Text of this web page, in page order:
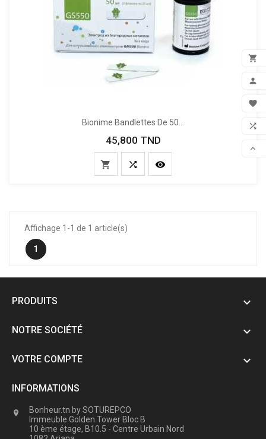





Bionime Bandlettes De 50...
Prix
45,800 TND
  
Affichage 1-1 de 1 article(s)
1
PRODUITS 
NOTRE SOCIÉTÉ 
VOTRE COMPTE 
INFORMATIONS

Bonheur.tn by SOTUREPCO
Immeuble Golden Tower Bloc B
10 ème étage, B10.5 - Centre Urbain Nord